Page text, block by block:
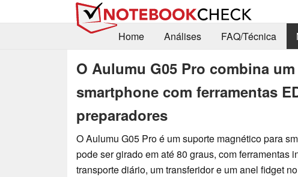
Home
Análises FAQ/Técnica
O Aulumu G05 Pro combina
smartphone com ferramentas
preparadores
O Aulumu G05 Pro é um suporte magnético para
pode ser girado em até 80 graus, com ferramentas
transporte diário, um transferidor e um anel fidget